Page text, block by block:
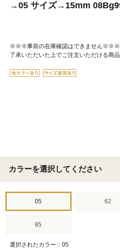
→05 サイズ→15mm
※※※事前の在庫確認はできません※※※
了承いただいた上でご注文いただける商品
カラーを選択してください
05 62
85
選択されたカラー：05